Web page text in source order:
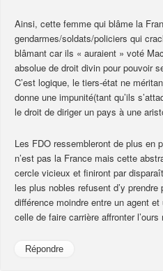
Ainsi, cette femme qui blâme la
gendarmes/soldats/policiers qui
blâmant car ils « auraient » voté
absolue de droit divin pour pouvoir
C’est logique, le tiers-état ne
donne une impunité(tant qu’ils
le droit de diriger un pays à une
Les FDO ressembleront de plus en
n’est pas la France mais cette
cercle vicieux et finiront par
les plus nobles refusent d’y
différence moindre entre un agent
celle de faire carrière affronter l’ours
Répondre